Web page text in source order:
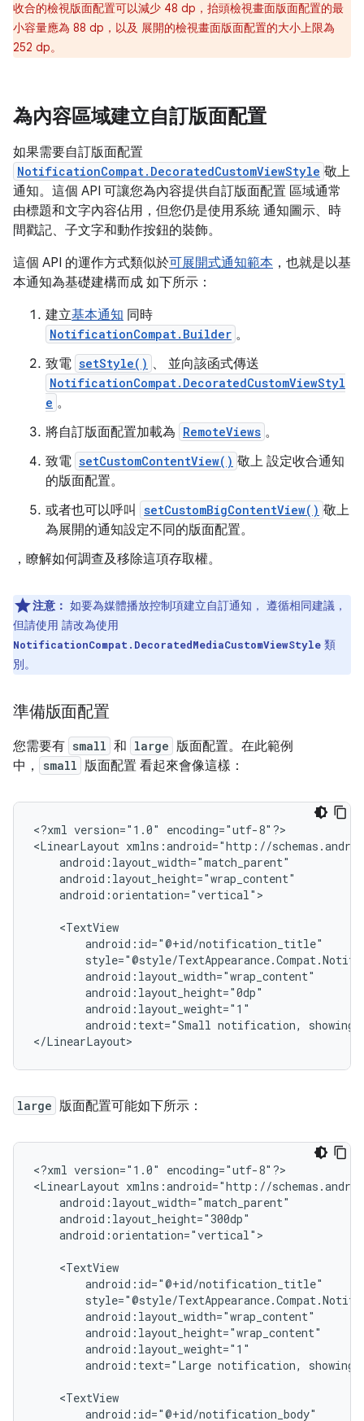
收合的檢視版面配置可以減少 48 dp，抬頭檢視畫面版面配置的最
小容量應為 88 dp，以及 展開的檢視畫面版面配置的大小上限為
252 dp。
為內容區域建立自訂版面配置
如果需要自訂版面配置
NotificationCompat.DecoratedCustomViewStyle 敬上
通知。這個 API 可讓您為內容提供自訂版面配置 區域通常
由標題和文字內容佔用，但您仍是使用系統 通知圖示、時
間戳記、子文字和動作按鈕的裝飾。
這個 API 的運作方式類似於可展開式通知範本 ，也就是以基
本通知為基礎建構而成 如下所示：
建立基本通知 同時
NotificationCompat.Builder 。
致電 setStyle() 、 並向該函式傳送
NotificationCompat.DecoratedCustomViewStyl
e 。
將自訂版面配置加載為 RemoteViews 。
致電 setCustomContentView() 敬上 設定收合通知
的版面配置。
或者也可以呼叫
setCustomBigContentView() 敬上
為展開的通知設定不同的版面配置。
，瞭解如何調查及移除這項存取權。
注意： 如要為媒體播放控制項建立自訂通知， 遵循相同建議，
但請使用 請改為使用
NotificationCompat.DecoratedMediaCustomViewStyle 類
別。
準備版面配置
您需要有 small 和 large 版面配置。在此範例
中，
small 版面配置 看起來會像這樣：
<?xml version="1.0"
encoding="utf-8"?>
<LinearLayout
android:orientation="vertical">
android:text="Small notification, showing
large 版面配置可能如下所示：
<?xml version="1.0"
encoding="utf-8"?>
<LinearLayout
android:orientation="vertical">
android:text="Large notification, showing